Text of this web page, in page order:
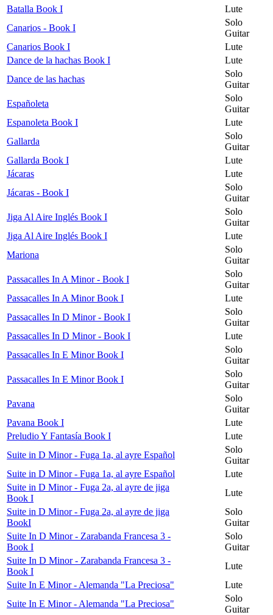
Batalla Book I
Lute
Canarios - Book I
Solo
Guitar
Canarios Book I
Lute
Dance de la hachas Book I
Lute
Dance de las hachas
Solo
Guitar
Españoleta
Solo
Guitar
Espanoleta Book I
Lute
Gallarda
Solo
Guitar
Gallarda Book I
Lute
Jácaras
Lute
Jácaras - Book I
Solo
Guitar
Jiga Al Aire Inglés Book I
Solo
Guitar
Jiga Al Aire Inglés Book I
Lute
Mariona
Solo
Guitar
Passacalles In A Minor - Book I
Solo
Guitar
Passacalles In A Minor Book I
Lute
Passacalles In D Minor - Book I
Solo
Guitar
Passacalles In D Minor - Book I
Lute
Passacalles In E Minor Book I
Solo
Guitar
Passacalles In E Minor Book I
Solo
Guitar
Pavana
Solo
Guitar
Pavana Book I
Lute
Preludio Y Fantasía Book I
Lute
Suite in D Minor - Fuga 1a, al ayre Español
Solo
Guitar
Suite in D Minor - Fuga 1a, al ayre Español
Lute
Suite in D Minor - Fuga 2a, al ayre de jiga
Book I
Lute
Suite in D Minor - Fuga 2a, al ayre de jiga
BookI
Solo
Guitar
Suite In D Minor - Zarabanda Francesa 3 -
Book I
Solo
Guitar
Suite In D Minor - Zarabanda Francesa 3 -
Book I
Lute
Suite In E Minor - Alemanda "La Preciosa"
Lute
Suite In E Minor - Alemanda "La Preciosa"
Solo
Guitar